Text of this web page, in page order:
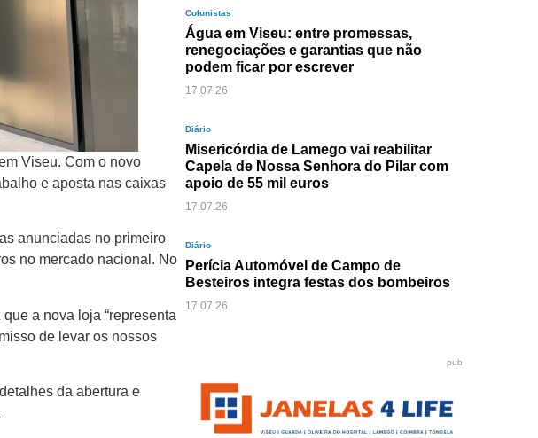
Viseu. Com o novo
e aposta nas caixas
anunciadas no primeiro
no mercado nacional. No
a nova loja “representa
de levar os nossos
da abertura e
Colunistas
Água em Viseu: entre promessas,
renegociações e garantias que não
podem ficar por escrever
17.07.26
Diário
Misericórdia de Lamego vai reabilitar
Capela de Nossa Senhora do Pilar com
apoio de 55 mil euros
17.07.26
Diário
Perícia Automóvel de Campo de
Besteiros integra festas dos bombeiros
17.07.26
pub